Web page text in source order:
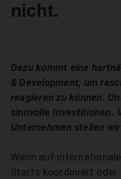
nicht.
Dazu kommt eine
& Development, um
reagieren zu können.
sinnvolle Investitionen.
Unternehmen stellen
Wenn auf
Starts koordiniert oder